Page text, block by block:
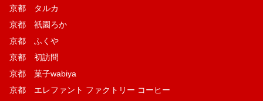
京都 タルカ
京都 祇園ろか
京都 ふくや
京都 初訪問
京都 菓子wabiya
京都 エレファント ファクトリー コーヒー